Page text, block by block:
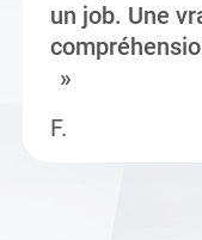
un job. Une
F.